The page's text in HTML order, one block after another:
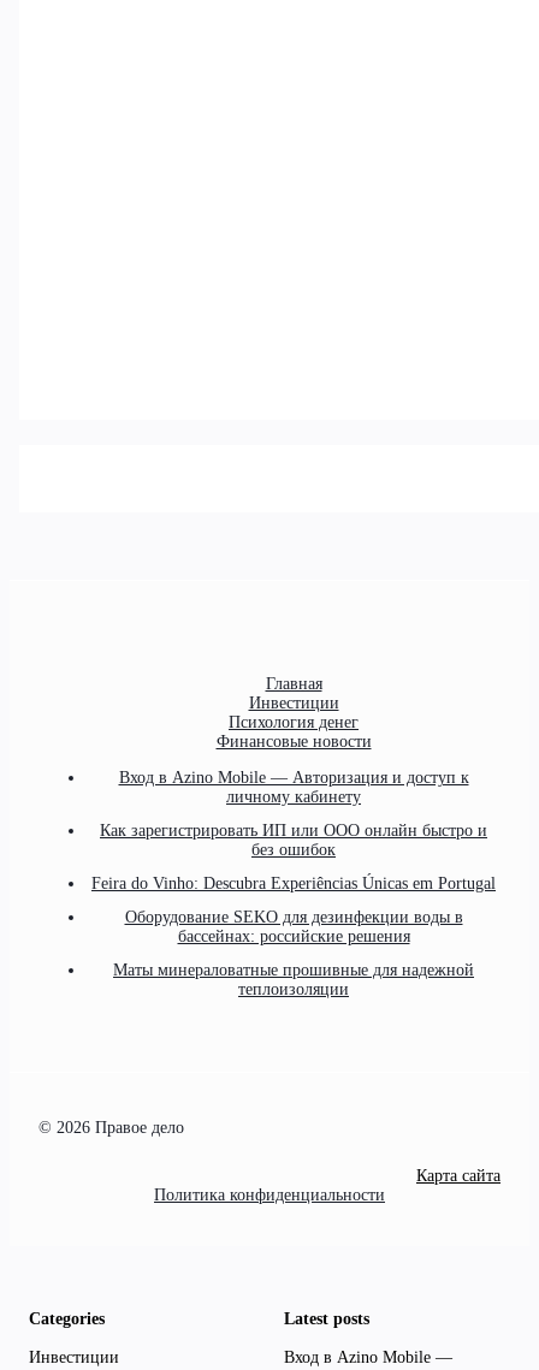
Главная
Инвестиции
Психология денег
Финансовые новости
Вход в Azino Mobile — Авторизация и доступ к
личному кабинету
Как зарегистрировать ИП или ООО онлайн быстро и
без ошибок
Feira do Vinho: Descubra Experiências Únicas em Portugal
Оборудование SEKO для дезинфекции воды в
бассейнах: российские решения
Маты минераловатные прошивные для надежной
теплоизоляции
© 2026 Правое дело
Карта сайта
Политика конфиденциальности
Categories
Инвестиции
Latest posts
Вход в Azino Mobile —